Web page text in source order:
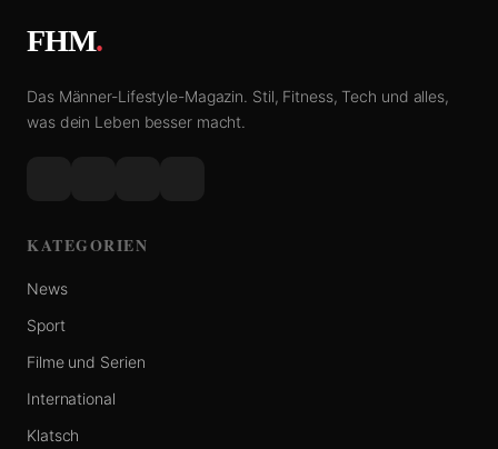
FHM.
Das Männer-Lifestyle-Magazin. Stil, Fitness, Tech und alles,
was dein Leben besser macht.
KATEGORIEN
News
Sport
Filme und Serien
International
Klatsch